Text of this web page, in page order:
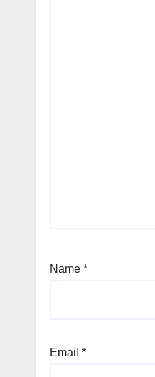
Name *
Email *